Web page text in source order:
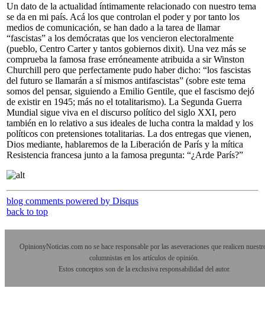
Un dato de la actualidad íntimamente relacionado con nuestro tema
se da en mi país. Acá los que controlan el poder y por tanto los
medios de comunicación, se han dado a la tarea de llamar
“fascistas” a los demócratas que los vencieron electoralmente
(pueblo, Centro Carter y tantos gobiernos dixit). Una vez más se
comprueba la famosa frase erróneamente atribuida a sir Winston
Churchill pero que perfectamente pudo haber dicho: “los fascistas
del futuro se llamarán a sí mismos antifascistas” (sobre este tema
somos del pensar, siguiendo a Emilio Gentile, que el fascismo dejó
de existir en 1945; más no el totalitarismo). La Segunda Guerra
Mundial sigue viva en el discurso político del siglo XXI, pero
también en lo relativo a sus ideales de lucha contra la maldad y los
políticos con pretensiones totalitarias. La dos entregas que vienen,
Dios mediante, hablaremos de la Liberación de París y la mítica
Resistencia francesa junto a la famosa pregunta: “¿Arde París?”
blog comments powered by Disqus
back to top
OpinionyNoticias.com no se hace responsable por las aseveraciones que realicen
columnistas en los artículos de opinión.
Estos conceptos son de la exclusiva responsabilidad del autor.